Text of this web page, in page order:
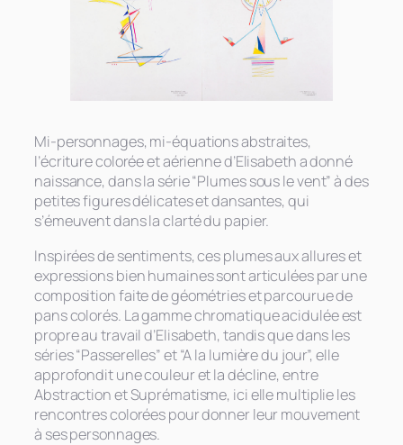
Mi-personnages, mi-équations abstraites,
l’écriture colorée et aérienne d’Elisabeth a donné
naissance, dans la série “Plumes sous le vent” à des
petites figures délicates et dansantes, qui
s’émeuvent dans la clarté du papier.
Inspirées de sentiments, ces plumes aux allures et
expressions bien humaines sont articulées par une
composition faite de géométries et parcourue de
pans colorés. La gamme chromatique acidulée est
propre au travail d’Elisabeth, tandis que dans les
séries “Passerelles” et “A la lumière du jour”, elle
approfondit une couleur et la décline, entre
Abstraction et Suprématisme, ici elle multiplie les
rencontres colorées pour donner leur mouvement
à ses personnages.